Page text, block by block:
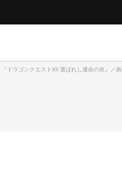
クエストⅫ 選ばれし運命の炎』／画像はすべて「『ドラゴンクエスト